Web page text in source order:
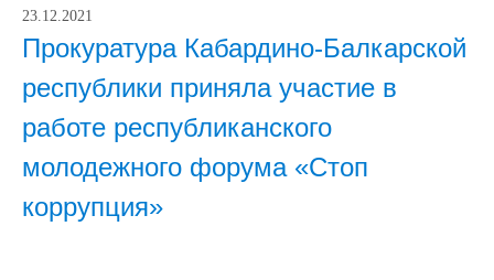
23.12.2021
Прокуратура Кабардино-Балкарской
республики приняла участие в
работе республиканского
молодежного форума «Стоп
коррупция»